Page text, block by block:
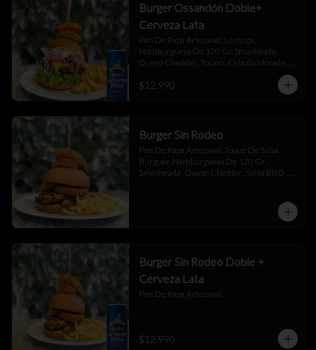
Burger Ossandón Doble+
Cerveza Lata
Pan De Papa Artesanal, Lechuga,
Hamburguesa De 120 Gr, Smasheada ,
Queso Cheddar , Tocino , Cebolla Morada ,
$12.990
Burger Sin Rodeo
Pan De Papa Artesanal, Toque De Salsa
Búrguer, Hamburguesa De 120 Gr ,
Smasheada , Queso Cheddar , Salsa BBQ ,
Burger Sin Rodeo Doble +
Cerveza Lata
Pan De Papa Artesanal.
$12.990